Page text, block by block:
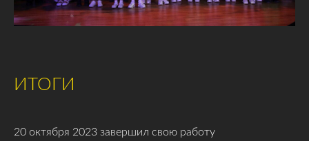
ИТОГИ
20 октября 2023 завершил свою работу